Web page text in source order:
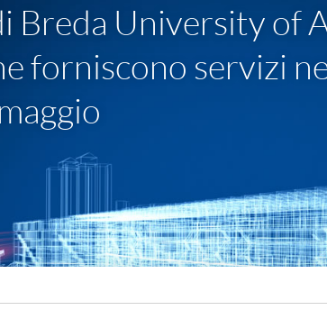
Breda University of
forniscono servizi